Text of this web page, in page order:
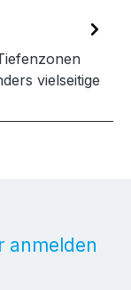
vielseitige
anmelden